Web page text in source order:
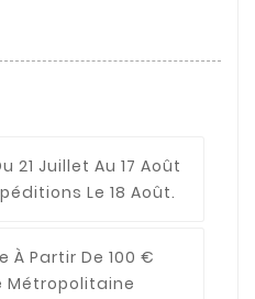
21 Juillet Au 17 Août
Le 18 Août.
À Partir De 100 €
Métropolitaine